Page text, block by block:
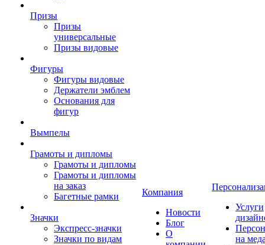
Призы
Призы
универсальные
Призы видовые
Фигуры
Фигуры видовые
Держатели эмблем
Основания для
фигур
Вымпелы
Грамоты и дипломы
Грамоты и дипломы
Грамоты и дипломы
на заказ
Багетные рамки
Значки
Экспресс-значки
Значки по видам
Компания
Новости
Блог
О
Услуги
на